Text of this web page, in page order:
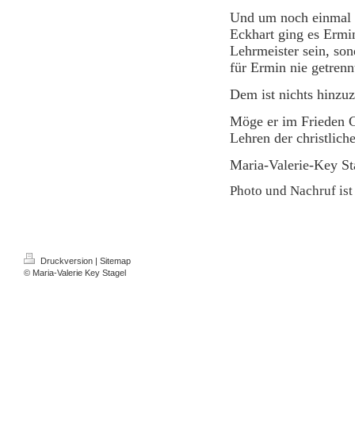
Und um noch
Eckhart ging es
Lehrmeister sein,
für Ermin nie
Dem ist nichts
Möge er im Frieden
Lehren der
Maria-Valerie-Key
Photo und Nachruf
Druckversion
Sitemap
© Maria-Valerie Key Stagel